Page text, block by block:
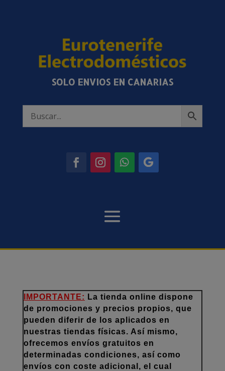
SOLO ENVIOS EN CANARIAS
IMPORTANTE: La tienda online dispone
de promociones y precios propios, que
pueden diferir de los aplicados en
nuestras tiendas físicas. Así mismo,
ofrecemos envíos gratuitos en
determinadas condiciones, así como
envíos con coste adicional, el cual